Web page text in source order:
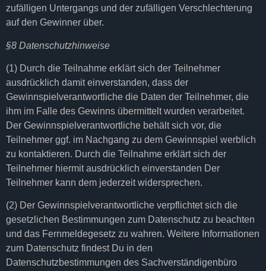
zufälligen Untergangs und der zufälligen Verschlechterung
auf den Gewinner über.
§8 Datenschutzhinweise
(1) Durch die Teilnahme erklärt sich der Teilnehmer
ausdrücklich damit einverstanden, dass der
Gewinnspielverantwortliche die Daten der Teilnehmer, die
ihm im Falle des Gewinns übermittelt wurden verarbeitet.
Der Gewinnspielverantwortliche behält sich vor, die
Teilnehmer ggf. im Nachgang zu dem Gewinnspiel werblich
zu kontaktieren. Durch die Teilnahme erklärt sich der
Teilnehmer hiermit ausdrücklich einverstanden Der
Teilnehmer kann dem jederzeit widersprechen.
(2) Der Gewinnspielverantwortliche verpflichtet sich die
gesetzlichen Bestimmungen zum Datenschutz zu beachten
und das Fernmeldegesetz zu wahren. Weitere Informationen
zum Datenschutz findest Du in den
Datenschutzbestimmungen des Sachverständigenbüro